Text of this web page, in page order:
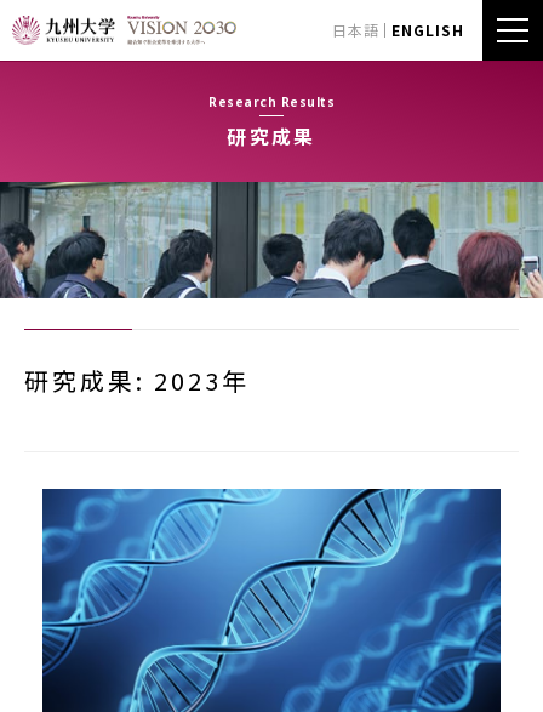
日本語 ENGLISH
Research Results
研究成果
研究成果: 2023年